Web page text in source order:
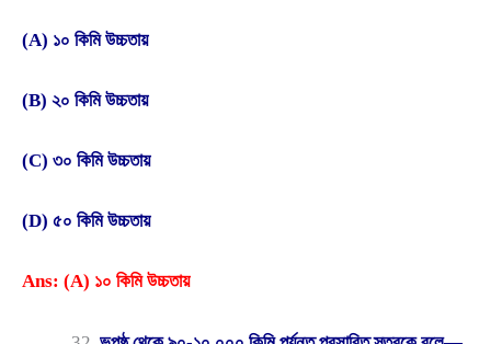
(A) ১০ কিমি উচ্চতায়
(B) ২০ কিমি উচ্চতায়
(C) ৩০ কিমি উচ্চতায়
(D) ৫০ কিমি উচ্চতায়
Ans: (A) ১০ কিমি উচ্চতায়